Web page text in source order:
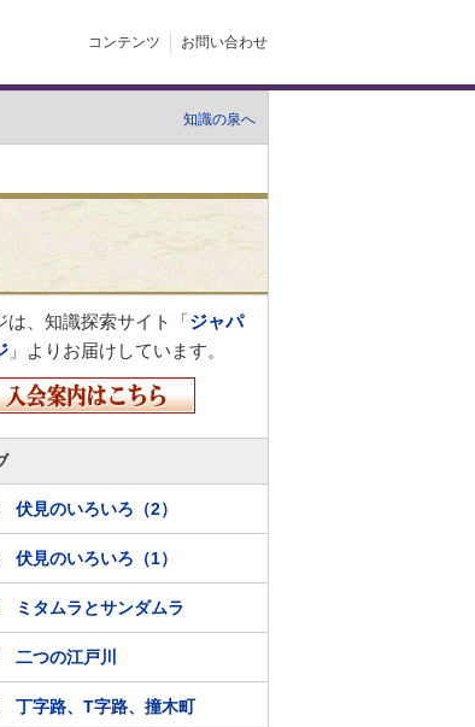
コンテンツ お問い合わせ
知識の泉へ
は、知識探索サイト「ジャパ
」よりお届けしています。
見のいろいろ（2）
見のいろいろ（1）
ミタムラとサンダムラ
つの江戸川
丁字路、T字路、撞木町